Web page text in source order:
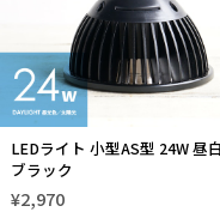
LEDライト 小型AS型 24W 昼
ブラック
¥2,970